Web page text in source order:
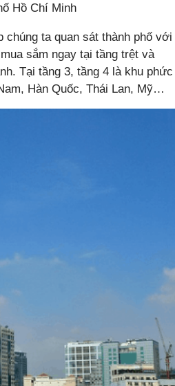
Hồ Chí Minh
chúng ta quan sát thành phố với
sắm ngay tại tầng trệt và
Tại tầng 3, tầng 4 là khu phức
Hàn Quốc, Thái Lan, Mỹ…